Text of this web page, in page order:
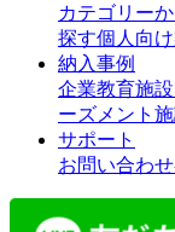
カテゴリー
探す個人向
納入事例
企業教育施設
ーズメント
サポート
お問い合わせ